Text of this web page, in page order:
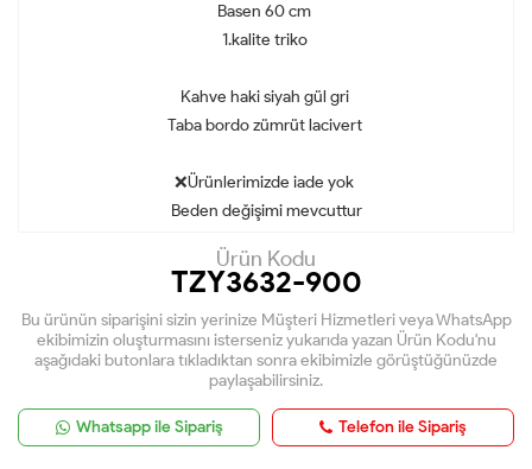
Basen 60 cm
1.kalite triko
Kahve haki siyah gül gri
Taba bordo zümrüt lacivert
❌Ürünlerimizde iade yok
Beden değişimi mevcuttur
Ürün Kodu
TZY3632-900
Bu ürünün siparişini sizin yerinize Müşteri Hizmetleri veya WhatsApp
ekibimizin oluşturmasını isterseniz yukarıda yazan Ürün Kodu'nu
aşağıdaki butonlara tıkladıktan sonra ekibimizle görüştüğünüzde
paylaşabilirsiniz.
Whatsapp ile Sipariş Telefon ile Sipariş